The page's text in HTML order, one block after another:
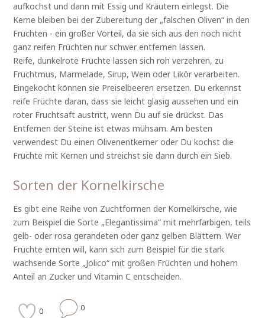
aufkochst und dann mit Essig und Kräutern einlegst. Die
Kerne bleiben bei der Zubereitung der „falschen Oliven“ in den
Früchten - ein großer Vorteil, da sie sich aus den noch nicht
ganz reifen Früchten nur schwer entfernen lassen.
Reife, dunkelrote Früchte lassen sich roh verzehren, zu
Fruchtmus, Marmelade, Sirup, Wein oder Likör verarbeiten.
Eingekocht können sie Preiselbeeren ersetzen. Du erkennst
reife Früchte daran, dass sie leicht glasig aussehen und ein
roter Fruchtsaft austritt, wenn Du auf sie drückst. Das
Entfernen der Steine ist etwas mühsam. Am besten
verwendest Du einen Olivenentkerner oder Du kochst die
Früchte mit Kernen und streichst sie dann durch ein Sieb.
Sorten der Kornelkirsche
Es gibt eine Reihe von Zuchtformen der Kornelkirsche, wie
zum Beispiel die Sorte „Elegantissima“ mit mehrfarbigen, teils
gelb- oder rosa gerandeten oder ganz gelben Blättern. Wer
Früchte ernten will, kann sich zum Beispiel für die stark
wachsende Sorte „Jolico“ mit großen Früchten und hohem
Anteil an Zucker und Vitamin C entscheiden.
0 0